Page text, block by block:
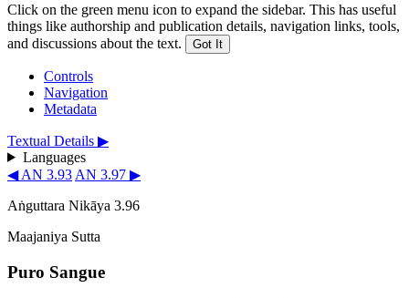
Click on the green menu icon to expand the sidebar. This has useful
things like authorship and publication details, navigation links, tools,
and discussions about the text.
Got It
Controls
Navigation
Metadata
Textual Details ▶
Languages
◀ AN 3.93 AN 3.97 ▶
Aṅguttara Nikāya 3.96
Maajaniya Sutta
Puro Sangue